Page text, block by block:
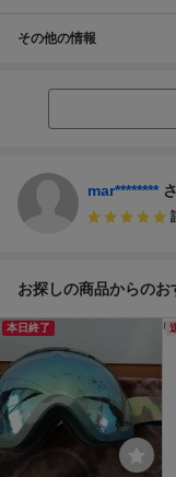
その他の情報
mar********
お探しの商品からのお
本日終了